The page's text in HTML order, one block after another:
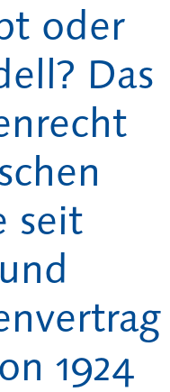
oder
Das
seit
1924